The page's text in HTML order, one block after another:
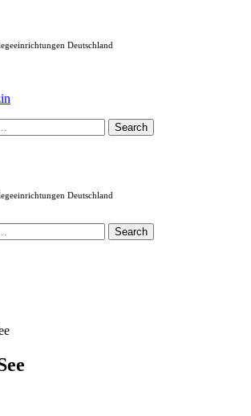
Deutschland
Search
Deutschland
Search